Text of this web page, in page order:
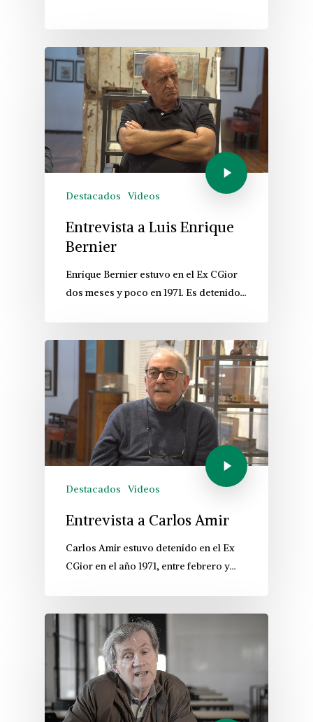
Destacados Videos
Entrevista a Luis Enrique
Bernier
Enrique Bernier estuvo en el Ex CGior
dos meses y poco en 1971. Es detenido…
Destacados Videos
Entrevista a Carlos Amir
Carlos Amir estuvo detenido en el Ex
CGior en el año 1971, entre febrero y…